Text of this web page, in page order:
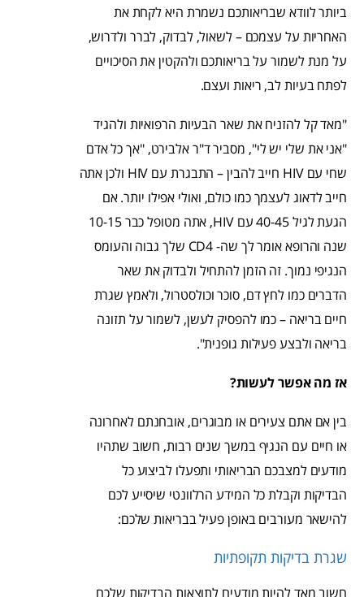
ביותר לוודא שבריאותכם נשמרת היא לקחת את
האחריות על עצמכם – לשאול, לבדוק, לברר ולדרוש,
על מנת לשמור על בריאותכם ולהקטין את הסיכויים
לפתח בעיות לב, ריאות ועצם.
"מאד קל להזניח את שאר הבעיות הרפואיות ולהגיד
"אני את שלי יש לי", מסביר ד"ר אלבירט, "אך כל אדם
שחי עם HIV חייב להבין – התבגרת עם HIV ולכן אתה
חייב לדאוג לעצמך כמו כולם, ואולי אפילו יותר. אם
הגעת לגיל 40-45 עם HIV, אתה מטופל כבר 10-15
שנה והרופא אומר לך שה- CD4 שלך גבוה והעומס
הנגיפי נמוך. זה הזמן להתחיל ולבדוק את שאר
הדברים כמו לחץ דם, סוכר וכולסטרול, ולאמץ שגרת
חיים בריאה – כמו להפסיק לעשן, לשמור על תזונה
בריאה ולבצע פעילות גופנית".
אז מה אפשר לעשות?
בין אם אתם צעירים או מבוגרים, אובחנתם לאחרונה
או חיים עם הנגיף במשך שנים רבות, חשוב שתהיו
מודעים למצבכם הבריאותי ותפעלו לביצוע כל
הבדיקות וקבלת כל המידע הרלוונטי שיסייע לכם
להישאר מעורבים באופן פעיל בבריאות שלכם:
שגרת בדיקות תקופתיות
חשוב מאד להיות מודעים לתוצאות הבדיקות שלכם